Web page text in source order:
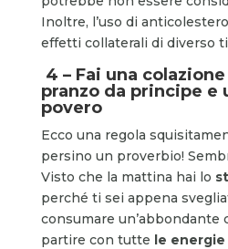
Inoltre, l’uso di
effetti collaterali di diverso
4 – Fai una
pranzo da principe e
povero
Ecco una regola
persino un proverbio!
Visto che la mattina hai lo
perché ti sei appena
consumare un’abbondante
partire con tutte le